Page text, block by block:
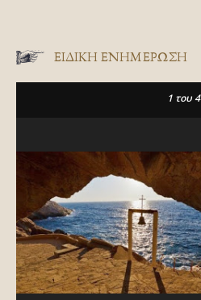
ΕΙΔΙΚΉ ΕΝΗΜΈΡΩΣΗ
1 του 4